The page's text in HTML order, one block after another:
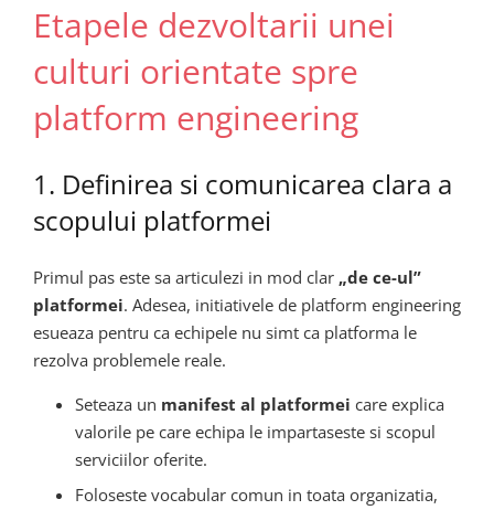
Etapele dezvoltarii unei
culturi orientate spre
platform engineering
1. Definirea si comunicarea clara a
scopului platformei
Primul pas este sa articulezi in mod clar „de ce-ul”
platformei. Adesea, initiativele de platform engineering
esueaza pentru ca echipele nu simt ca platforma le
rezolva problemele reale.
Seteaza un manifest al platformei care explica
valorile pe care echipa le impartaseste si scopul
serviciilor oferite.
Foloseste vocabular comun in toata organizatia,